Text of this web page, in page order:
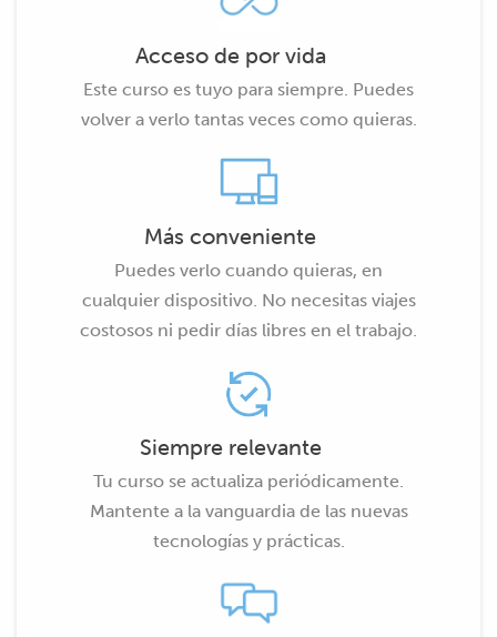
Acceso de por vida
Este curso es tuyo para siempre. Puedes
volver a verlo tantas veces como quieras.
Más conveniente
Puedes verlo cuando quieras, en
cualquier dispositivo. No necesitas viajes
costosos ni pedir días libres en el trabajo.
Siempre relevante
Tu curso se actualiza periódicamente.
Mantente a la vanguardia de las nuevas
tecnologías y prácticas.